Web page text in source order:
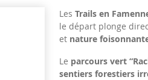
LesTrails en
le départ plonge
et nature
Le parcours vert
sentiers forestiers